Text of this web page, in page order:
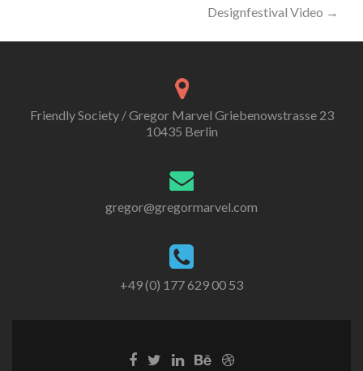
Designfestival Video →
Friendly Society / Gregor Marvel Griebenowstrasse 23
10435 Berlin
gregor@gregormarvel.com
+49 (0) 177 629 00 53